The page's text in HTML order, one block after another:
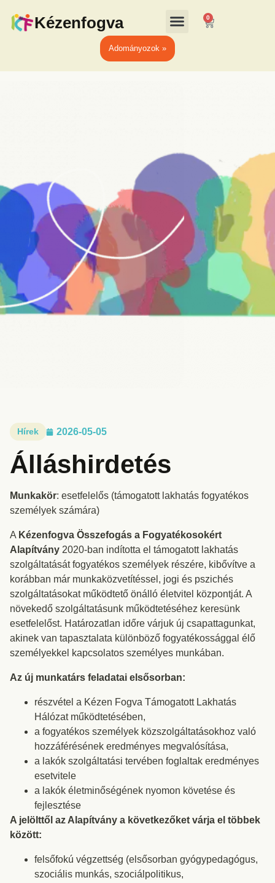
Kézenfogva 0
Adományozok »
Hírek 2026-05-05
Álláshirdetés
Munkakör: esetfelelős (támogatott lakhatás fogyatékos
személyek számára)
A Kézenfogva Összefogás a Fogyatékosokért
Alapítvány 2020-ban indította el támogatott lakhatás
szolgáltatását fogyatékos személyek részére, kibővítve a
korábban már munkaközvetítéssel, jogi és pszichés
szolgáltatásokat működtető önálló életvitel központját. A
növekedő szolgáltatásunk működtetéséhez keresünk
esetfelelőst. Határozatlan időre várjuk új csapattagunkat,
akinek van tapasztalata különböző fogyatékossággal élő
személyekkel kapcsolatos személyes munkában.
Az új munkatárs feladatai elsősorban:
részvétel a Kézen Fogva Támogatott Lakhatás
Hálózat működtetésében,
a fogyatékos személyek közszolgáltatásokhoz való
hozzáférésének eredményes megvalósítása,
a lakók szolgáltatási tervében foglaltak eredményes
esetvitele
a lakók életminőségének nyomon követése és
fejlesztése
A jelölttől az Alapítvány a következőket várja el többek
között:
felsőfokú végzettség (elsősorban gyógypedagógus,
szociális munkás, szociálpolitikus,